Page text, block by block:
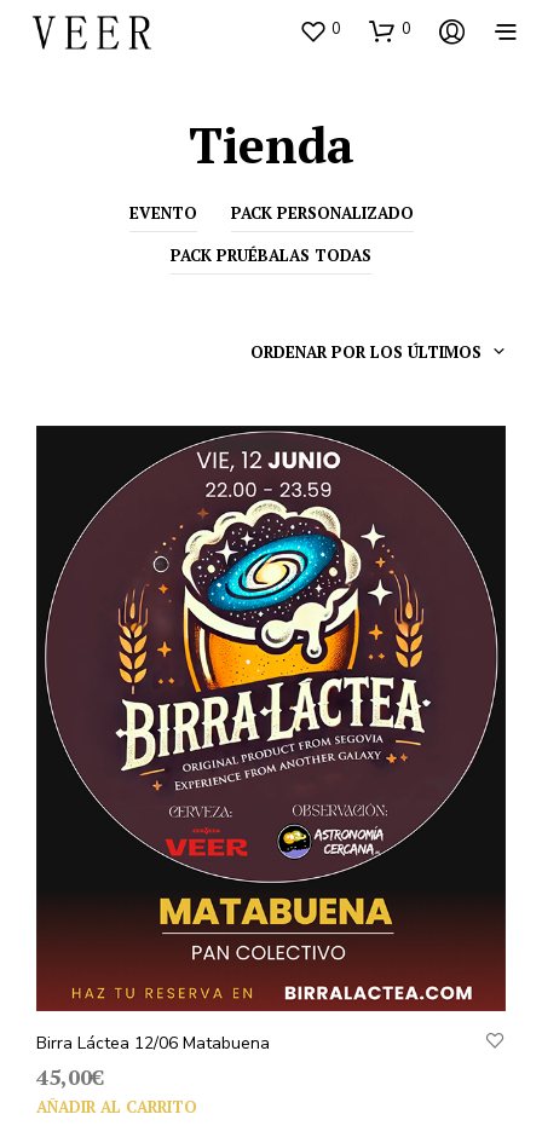
0 0
Tienda
EVENTO
PACK PERSONALIZADO
PACK PRUÉBALAS TODAS
ORDENAR POR LOS ÚLTIMOS
Birra Láctea 12/06 Matabuena
45,00€
AÑADIR AL CARRITO